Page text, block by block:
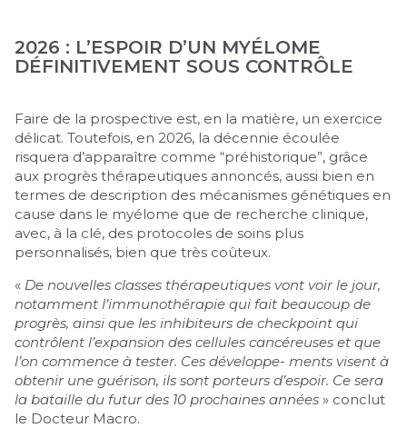
2026 : L’ESPOIR D’UN MYÉLOME
DÉFINITIVEMENT SOUS CONTRÔLE
Faire de la prospective est, en la matière, un exercice
délicat. Toutefois, en 2026, la décennie écoulée
risquera d’apparaître comme “préhistorique”, grâce
aux progrès thérapeutiques annoncés, aussi bien en
termes de description des mécanismes génétiques en
cause dans le myélome que de recherche clinique,
avec, à la clé, des protocoles de soins plus
personnalisés, bien que très coûteux.
« De nouvelles classes thérapeutiques vont voir le jour,
notamment l’immunothérapie qui fait beaucoup de
progrès, ainsi que les inhibiteurs de checkpoint qui
contrôlent l’expansion des cellules cancéreuses et que
l’on commence à tester. Ces développe- ments visent à
obtenir une guérison, ils sont porteurs d’espoir. Ce sera
la bataille du futur des 10 prochaines années » conclut
le Docteur Macro.